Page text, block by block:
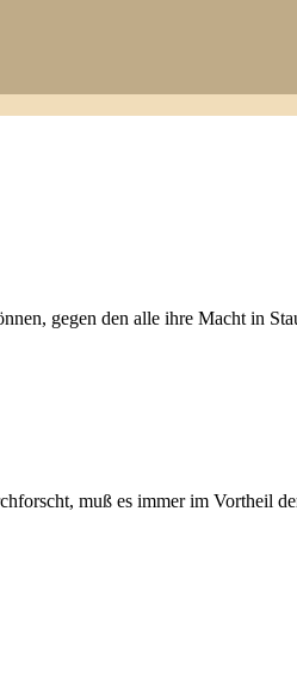
gegen den alle ihre Macht in
muß es immer im Vortheil